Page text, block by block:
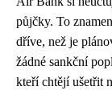
půjčky. To
dříve, než je
žádné sankční
kteří chtějí ušetřit